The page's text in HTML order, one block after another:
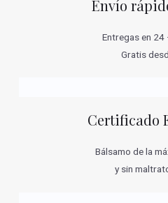
Envío
Entregas en 24
Gratis
Certificado
Bálsamo de la
y sin